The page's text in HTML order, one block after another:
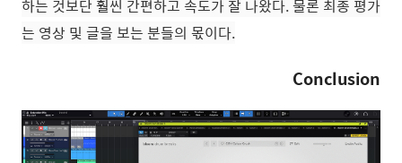
하는 것보단 훨씬 간편하고 속도가 잘 나왔다. 물론 최종 평가
는 영상 및 글을 보는 분들의 몫이다.
Conclusion